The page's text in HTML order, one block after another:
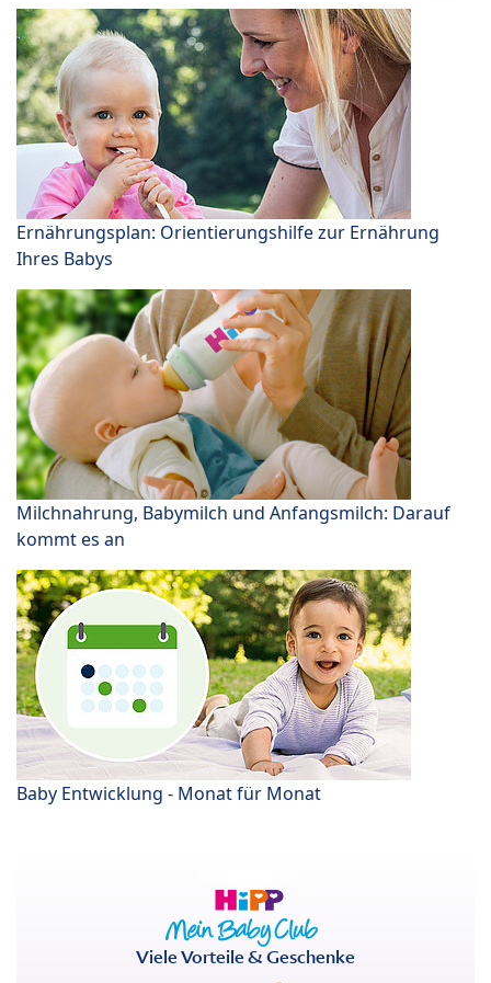
Ernährungsplan: Orientierungshilfe zur Ernährung
Ihres Babys
Milchnahrung, Babymilch und Anfangsmilch: Darauf
kommt es an
Baby Entwicklung - Monat für Monat
Viele Vorteile & Geschenke